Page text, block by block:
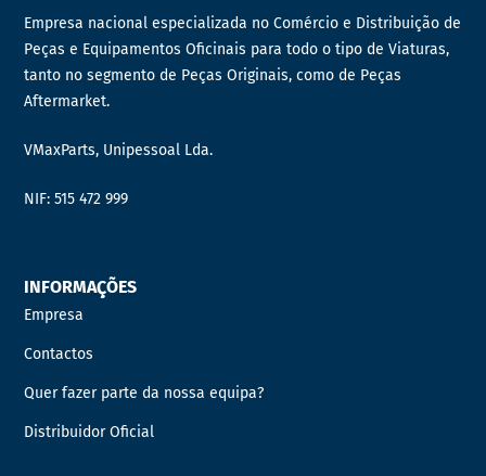
Empresa nacional especializada no Comércio e Distribuição de
Peças e Equipamentos Oficinais para todo o tipo de Viaturas,
tanto no segmento de Peças Originais, como de Peças
Aftermarket.
VMaxParts, Unipessoal Lda.
NIF: 515 472 999
INFORMAÇÕES
Empresa
Contactos
Quer fazer parte da nossa equipa?
Distribuidor Oficial